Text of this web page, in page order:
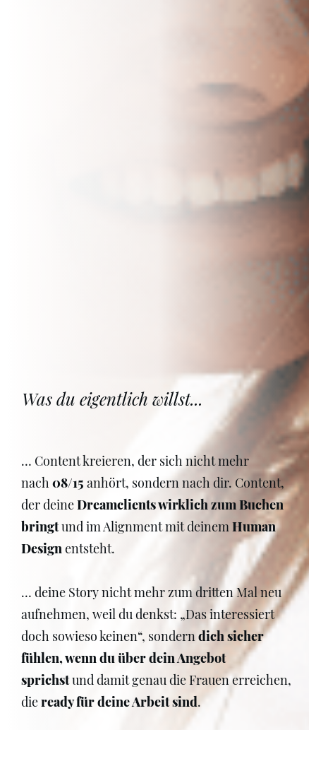
Was du eigentlich willst...
… Content kreieren, der sich nicht mehr
nach08/15 anhört, sondern nach dir. Content,
der deineDreamclients wirklich zum Buchen
bringtund im Alignment mit deinemHuman
Designentsteht.
… deine Story nicht mehr zum dritten Mal neu
aufnehmen, weil du denkst: „Das interessiert
doch sowieso keinen“, sonderndich sicher
fühlen, wenn du über dein Angebot
sprichstund damit genau die Frauen erreichen,
dieready für deine Arbeit sind.